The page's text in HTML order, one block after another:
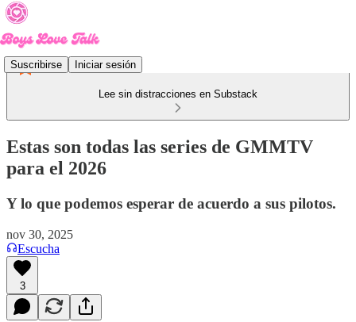
Suscribirse Iniciar sesión
Lee sin distracciones en Substack
Estas son todas las series de GMMTV
para el 2026
Y lo que podemos esperar de acuerdo a sus pilotos.
nov 30, 2025
Escucha
3